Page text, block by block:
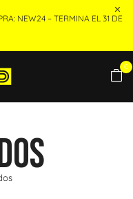
NEW24 – TERMINA EL 31 DE
0